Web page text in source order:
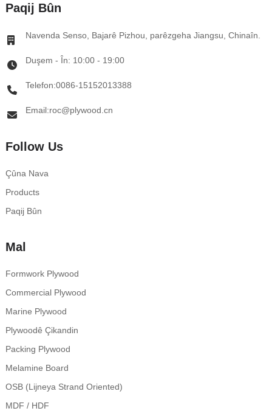
Paqij Bûn
Navenda Senso, Bajarê Pizhou, parêzgeha Jiangsu, Chinaîn.
Duşem - În: 10:00 - 19:00
Telefon:0086-15152013388
Email:roc@plywood.cn
Follow Us
Çûna Nava
Products
Paqij Bûn
Mal
Formwork Plywood
Commercial Plywood
Marine Plywood
Plywoodê Çikandin
Packing Plywood
Melamine Board
OSB (Lijneya Strand Oriented)
MDF / HDF